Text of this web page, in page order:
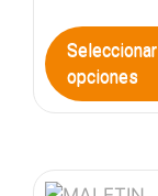
Seleccionar
opciones